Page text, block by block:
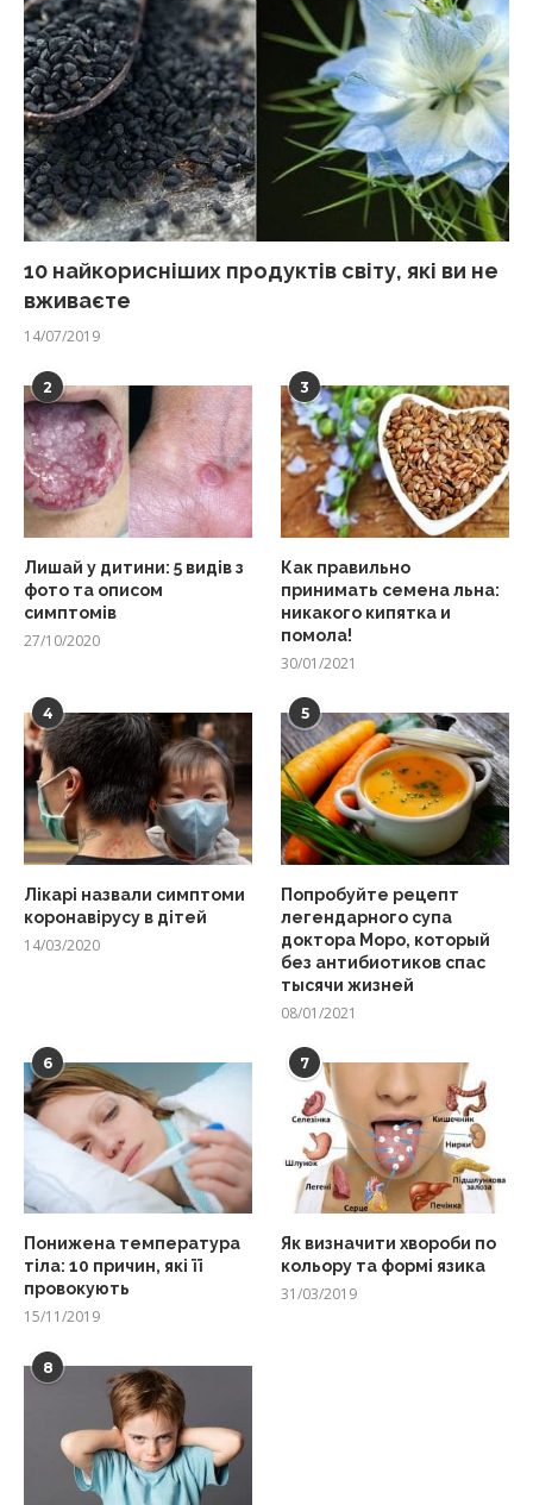
10 найкорисніших продуктів світу, які ви не
вживаєте
14/07/2019
2
Лишай у дитини: 5 видів з
фото та описом
симптомів
27/10/2020
3
Как правильно
принимать семена льна:
никакого кипятка и
помола!
30/01/2021
4
Лікарі назвали симптоми
коронавірусу в дітей
14/03/2020
5
Попробуйте рецепт
легендарного супа
доктора Моро, который
без антибиотиков спас
тысячи жизней
08/01/2021
6
Понижена температура
тіла: 10 причин, які її
провокують
15/11/2019
7
Як визначити хвороби по
кольору та формі язика
31/03/2019
8